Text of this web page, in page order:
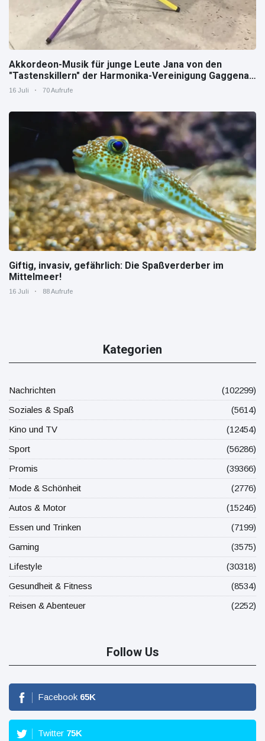
Akkordeon-Musik für junge Leute Jana von den
"Tastenskillern" der Harmonika-Vereinigung Gaggenau
zeigt, wie "jung" das Instrument sein kann.
16 Juli 70 Aufrufe
Giftig, invasiv, gefährlich: Die Spaßverderber im
Mittelmeer!
16 Juli 88 Aufrufe
Kategorien
Nachrichten
(102299)
Soziales & Spaß
(5614)
Kino und TV
(12454)
Sport
(56286)
Promis
(39366)
Mode & Schönheit
(2776)
Autos & Motor
(15246)
Essen und Trinken
(7199)
Gaming
(3575)
Lifestyle
(30318)
Gesundheit & Fitness
(8534)
Reisen & Abenteuer
(2252)
Follow Us
Facebook 65K
Twitter 75K